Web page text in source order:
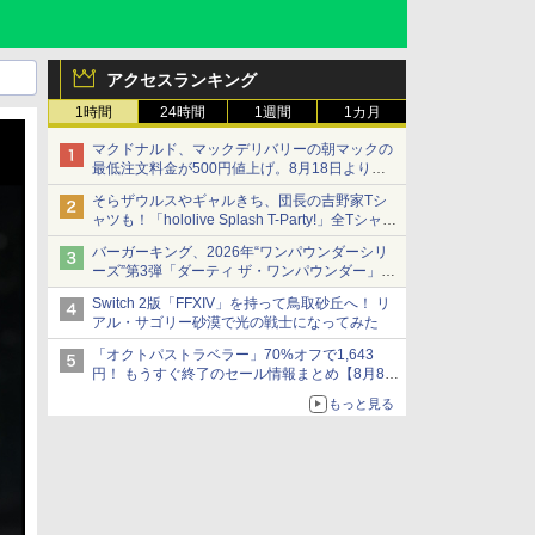
アクセスランキング
1時間 24時間 1週間 1カ月
マクドナルド、マックデリバリーの朝マックの
最低注文料金が500円値上げ。8月18日より
1,500円から受付
そらザウルスやギャルきち、団長の吉野家Tシ
ャツも！「hololive Splash T-Party!」全Tシャツ
ラインナップ公開＆オンライン販売開始
バーガーキング、2026年“ワンパウンダーシリ
ーズ”第3弾「ダーティ ザ・ワンパウンダー」を
8月7日発売
「特製ガーリックマヨソース」を使用した超大
型チーズバーガー
Switch 2版「FFXIV」を持って鳥取砂丘へ！ リ
アル・サゴリー砂漠で光の戦士になってみた
「オクトパストラベラー」70%オフで1,643
円！ もうすぐ終了のセール情報まとめ【8月8日
ニンテンドーeショップでは「大神 絶景版」が
もっと見る